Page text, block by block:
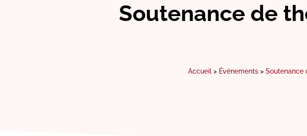
Soutenance de
Accueil> Événements> Soutenance